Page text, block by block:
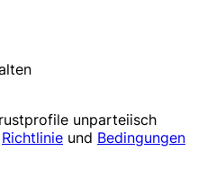
unparteiisch
Richtlinie und Bedingungen